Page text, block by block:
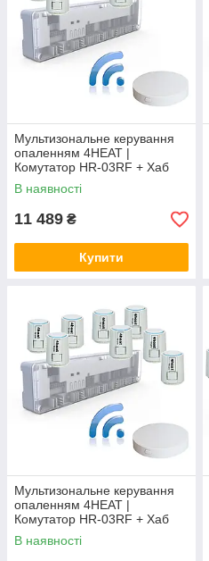
Мультизональне керування
опаленням 4HEAT |
Комутатор HR-03RF + Хаб
EGW01 + Сервопривод ATR
(6 шт.)
В наявності
11 489 ₴
Купити
Мультизональне керування
опаленням 4HEAT |
Комутатор HR-03RF + Хаб
EGW01 + Сервопривод ATR
(10 шт.)
В наявності